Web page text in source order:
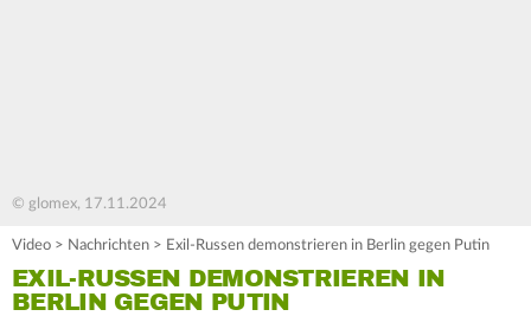
© glomex, 17.11.2024
Video > Nachrichten > Exil-Russen demonstrieren in Berlin gegen Putin
EXIL-RUSSEN DEMONSTRIEREN IN
BERLIN GEGEN PUTIN